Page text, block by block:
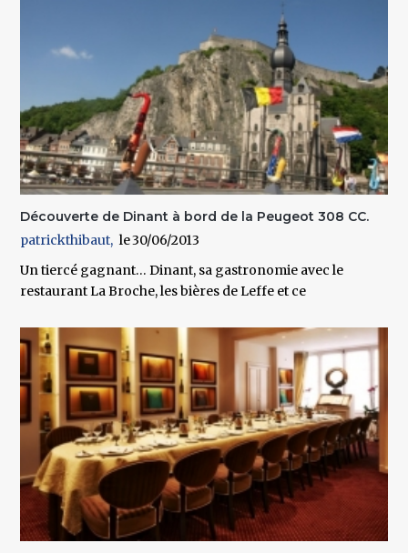
Découverte de Dinant à bord de la Peugeot 308 CC.
patrickthibaut
30/06/2013
Un tiercé gagnant… Dinant, sa gastronomie avec le
restaurant La Broche, les bières de Leffe et ce